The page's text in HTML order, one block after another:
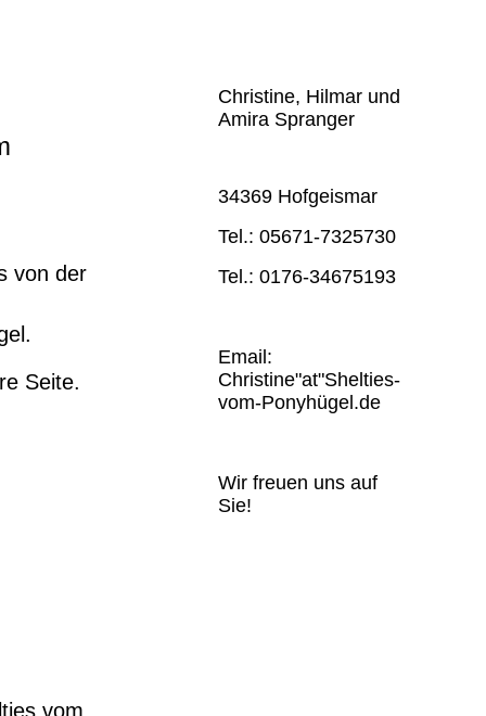
von der
Seite.
vom
Christine, Hilmar und
Amira Spranger
34369 Hofgeismar
Tel.: 05671-7325730
Tel.: 0176-34675193
Email:
Christine"at"Shelties-
vom-Ponyhügel.de
Wir freuen uns auf
Sie!